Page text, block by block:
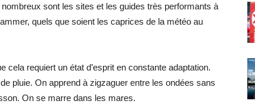
sont les sites et les guides très performants à
quels que soient les caprices de la météo au
cela requiert un état d’esprit en constante adaptation.
pluie. On apprend à zigzaguer entre les ondées sans
On se marre dans les mares.